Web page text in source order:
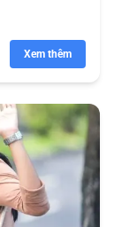
Xem thêm